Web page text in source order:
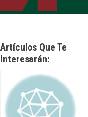
Artículos Que Te
Interesarán: